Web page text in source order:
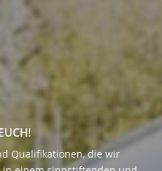
SÜDBADEN
MY-E-CAR VEREINT –
FLOTTE
Qualifikationen, die wir